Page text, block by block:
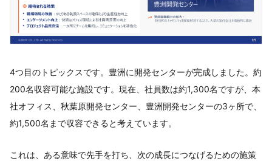
4つ目のトピックスです。豊洲に開発センターが完成しました。約
200名収容可能な施設です。現在、社員数は約1,300名ですが、本
社オフィス、秋葉原開発センター、豊洲開発センターの3ヶ所で、
約1,500名まで収容できると考えています。
これは、ある意味で先手を打ち、次の成長につなげるための施策